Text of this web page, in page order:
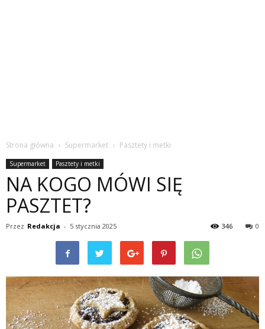
Strona główna Supermarket Pasztety i metki
Supermarket Pasztety i metki
NA KOGO MÓWI SIĘ
PASZTET?
Przez Redakcja - 5 stycznia 2025 0
346